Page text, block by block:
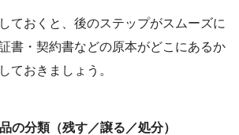
ておくと、後のステップがスムーズに
書・契約書などの原本がどこにあるか
ておきましょう。
の分類（残す／譲る／処分）